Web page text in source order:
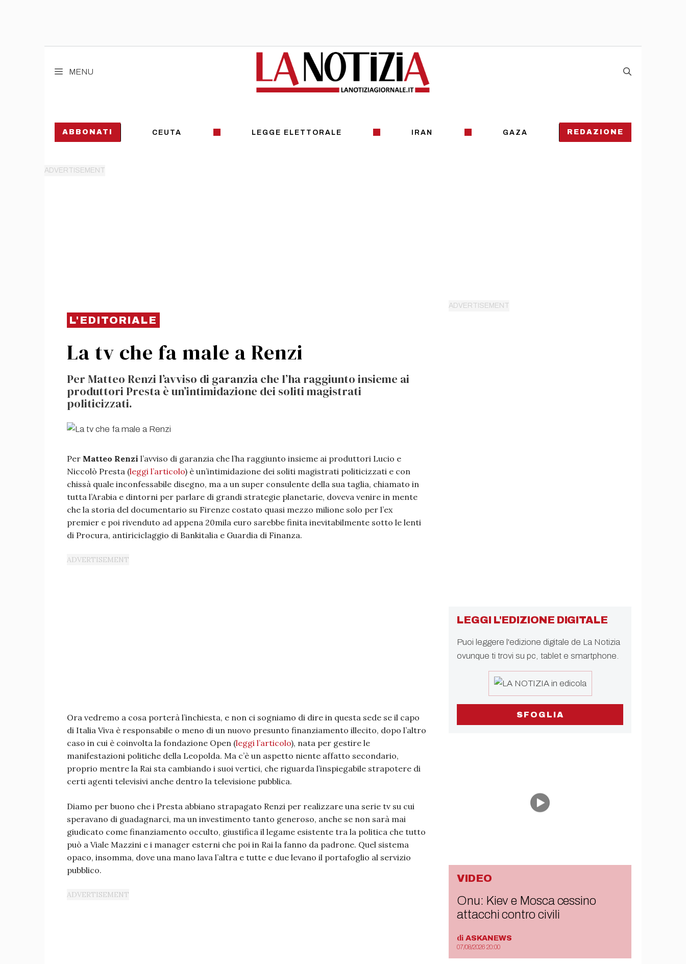
MENU
ABBONATI CEUTA LEGGE ELETTORALE IRAN GAZA REDAZIONE
L'EDITORIALE
La tv che fa male a Renzi
Per Matteo Renzi l’avviso di garanzia che l’ha raggiunto insieme ai
produttori Presta è un’intimidazione dei soliti magistrati
politicizzati.
Per Matteo Renzi l’avviso di garanzia che l’ha raggiunto insieme ai produttori Lucio e
Niccolò Presta (leggi l’articolo) è un’intimidazione dei soliti magistrati politicizzati e con
chissà quale inconfessabile disegno, ma a un super consulente della sua taglia, chiamato in
tutta l’Arabia e dintorni per parlare di grandi strategie planetarie, doveva venire in mente
che la storia del documentario su Firenze costato quasi mezzo milione solo per l’ex
premier e poi rivenduto ad appena 20mila euro sarebbe finita inevitabilmente sotto le lenti
di Procura, antiriciclaggio di Bankitalia e Guardia di Finanza.
Ora vedremo a cosa porterà l’inchiesta, e non ci sogniamo di dire in questa sede se il capo
di Italia Viva è responsabile o meno di un nuovo presunto finanziamento illecito, dopo l’altro
caso in cui è coinvolta la fondazione Open (leggi l’articolo), nata per gestire le
manifestazioni politiche della Leopolda. Ma c’è un aspetto niente affatto secondario,
proprio mentre la Rai sta cambiando i suoi vertici, che riguarda l’inspiegabile strapotere di
certi agenti televisivi anche dentro la televisione pubblica.
Diamo per buono che i Presta abbiano strapagato Renzi per realizzare una serie tv su cui
speravano di guadagnarci, ma un investimento tanto generoso, anche se non sarà mai
giudicato come finanziamento occulto, giustifica il legame esistente tra la politica che tutto
può a Viale Mazzini e i manager esterni che poi in Rai la fanno da padrone. Quel sistema
opaco, insomma, dove una mano lava l’altra e tutte e due levano il portafoglio al servizio
pubblico.
LEGGI L'EDIZIONE DIGITALE
Puoi leggere l'edizione digitale de La Notizia
ovunque ti trovi su pc, tablet e smartphone.
SFOGLIA
VIDEO
Onu: Kiev e Mosca cessino
attacchi contro civili
di ASKANEWS
07/08/2026 20:00